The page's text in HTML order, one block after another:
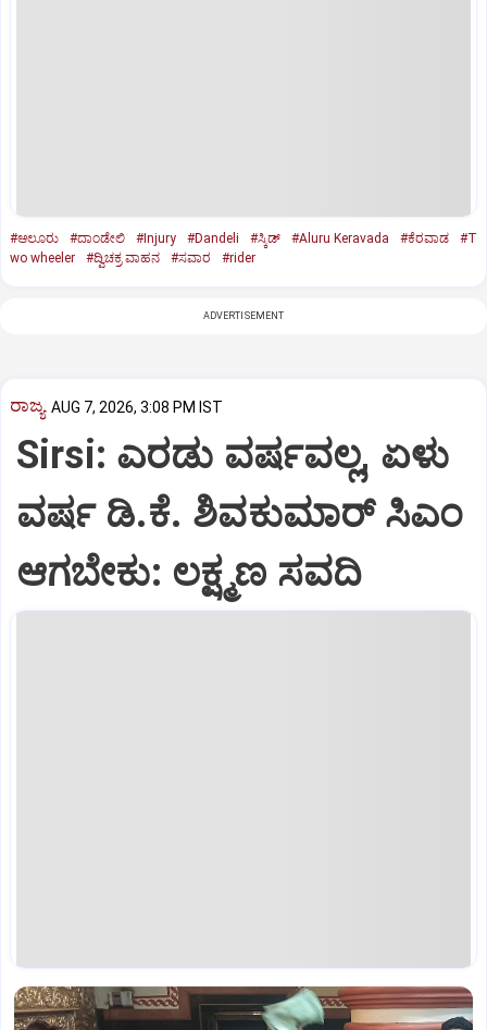
#ಆಲೂರು #ದಾಂಡೇಲಿ #Injury #Dandeli #ಸ್ಕಿಡ್‌ #Aluru Keravada #ಕೆರವಾಡ
#T
wo wheeler
#ದ್ವಿಚಕ್ರ ವಾಹನ #ಸವಾರ #rider
ADVERTISEMENT
ರಾಜ್ಯ AUG 7, 2026, 3:08 PM IST
Sirsi: ಎರಡು ವರ್ಷವಲ್ಲ, ಏಳು
ವರ್ಷ ಡಿ.ಕೆ. ಶಿವಕುಮಾರ್ ಸಿಎಂ
ಆಗಬೇಕು: ಲಕ್ಷ್ಮಣ ಸವದಿ